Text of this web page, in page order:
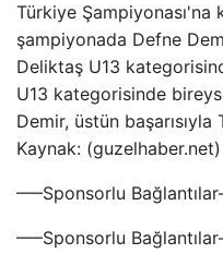
Türkiye Şampiyonası'na
şampiyonada Defne
Deliktaş U13
U13 kategorisinde
Demir, üstün
Kaynak:
—–Sponsorlu
—–Sponsorlu